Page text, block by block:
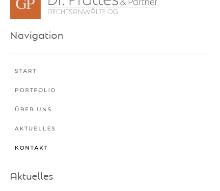
Navigation
START
PORTFOLIO
ÜBER UNS
AKTUELLES
KONTAKT
Aktuelles